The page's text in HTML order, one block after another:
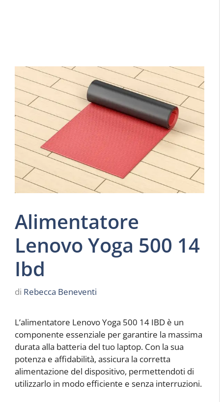
Alimentatore
Lenovo Yoga 500 14
Ibd
di Rebecca Beneventi
L’alimentatore Lenovo Yoga 500 14 IBD è un
componente essenziale per garantire la massima
durata alla batteria del tuo laptop. Con la sua
potenza e affidabilità, assicura la corretta
alimentazione del dispositivo, permettendoti di
utilizzarlo in modo efficiente e senza interruzioni.